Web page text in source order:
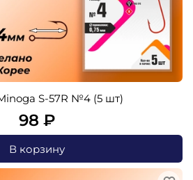
S-57R №4 (5 шт)
98 ₽
В корзину